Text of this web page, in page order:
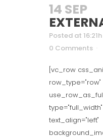
14 SEP
Posted at 16:21h
0 Comments
[vc_row
row_type="row"
text_align="left"